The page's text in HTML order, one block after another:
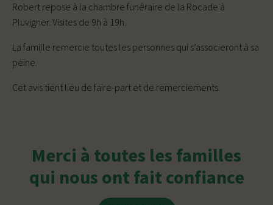
Robert repose à la chambre funéraire de la Rocade à
Pluvigner. Visites de 9h à 19h.
La famille remercie toutes les personnes qui s’associeront à sa
peine.
Cet avis tient lieu de faire-part et de remerciements.
Merci à toutes les familles
qui nous ont fait confiance